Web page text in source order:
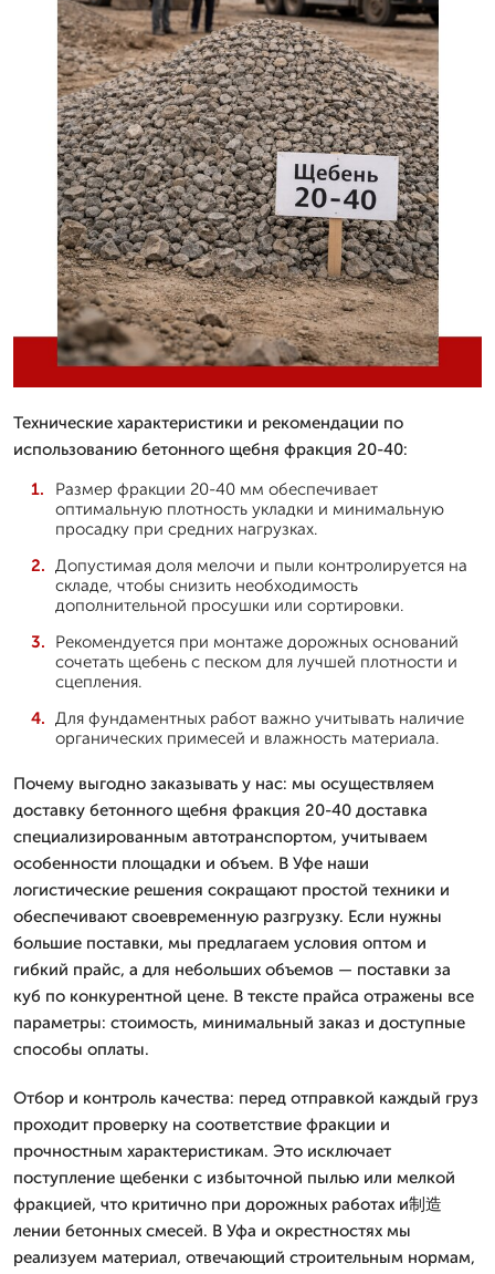
Технические характеристики и рекомендации по
использованию бетонного щебня фракция 20-40:
Размер фракции 20-40 мм обеспечивает
оптимальную плотность укладки и минимальную
просадку при средних нагрузках.
Допустимая доля мелочи и пыли контролируется на
складе, чтобы снизить необходимость
дополнительной просушки или сортировки.
Рекомендуется при монтаже дорожных оснований
сочетать щебень с песком для лучшей плотности и
сцепления.
Для фундаментных работ важно учитывать наличие
органических примесей и влажность материала.
Почему выгодно заказывать у нас: мы осуществляем
доставку бетонного щебня фракция 20-40 доставка
специализированным автотранспортом, учитываем
особенности площадки и объем. В Уфе наши
логистические решения сокращают простой техники и
обеспечивают своевременную разгрузку. Если нужны
большие поставки, мы предлагаем условия оптом и
гибкий прайс, а для небольших объемов — поставки за
куб по конкурентной цене. В тексте прайса отражены все
параметры: стоимость, минимальный заказ и доступные
способы оплаты.
Отбор и контроль качества: перед отправкой каждый груз
проходит проверку на соответствие фракции и
прочностным характеристикам. Это исключает
поступление щебенки с избыточной пылью или мелкой
фракцией, что критично при дорожных работах и制造
лении бетонных смесей. В Уфа и окрестностях мы
реализуем материал, отвечающий строительным нормам,